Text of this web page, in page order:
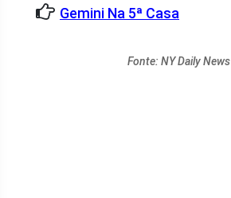
Gemini Na 5ª Casa
Fonte: NY Daily News